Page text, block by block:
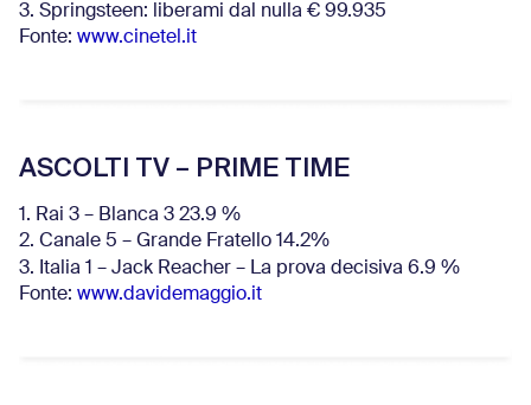
3. Springsteen: liberami dal nulla € 99.935
Fonte: www.cinetel.it
ASCOLTI TV – PRIME TIME
1. Rai 3 – Blanca 3 23.9 %
2. Canale 5 – Grande Fratello 14.2%
3. Italia 1 – Jack Reacher – La prova decisiva 6.9 %
Fonte: www.davidemaggio.it